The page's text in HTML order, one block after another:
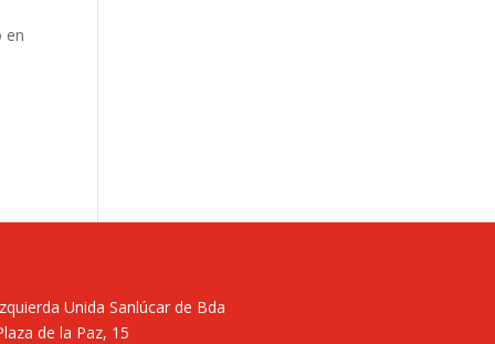
en
Unida Sanlúcar de Bda
de la Paz, 15